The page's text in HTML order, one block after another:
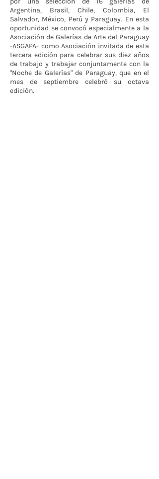
Argentina, Brasil, Chile, Colombia, El
Salvador, México, Perú y Paraguay. En esta
oportunidad se convocó especialmente a la
Asociación de Galerías de Arte del Paraguay
-ASGAPA- como Asociación invitada de esta
tercera edición para celebrar sus diez años
de trabajo y trabajar conjuntamente con la
"Noche de Galerías" de Paraguay, que en el
mes de septiembre celebró su octava
edición.